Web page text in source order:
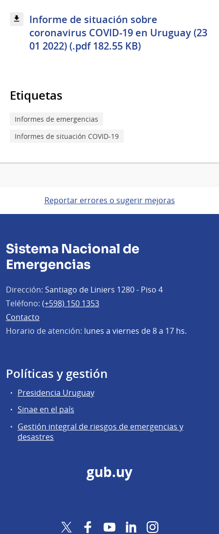
Informe de situación sobre
coronavirus COVID-19 en Uruguay (23
01 2022) (.pdf 182.55 KB)
Etiquetas
Informes de emergencias
Informes de situación COVID-19
Reportar errores o sugerir mejoras
Sistema Nacional de
Emergencias
Dirección: Santiago de Liniers 1280 - Piso 4
Teléfono: (+598) 150 1353
Contacto
Horario de atención: lunes a viernes de 8 a 17 hs.
Políticas y gestión
Presidencia Uruguay
Sinae en el país
Gestión integral de riesgos de emergencias y
desastres
gub.uy
Twitter FacebookYouTubeLinkedInInstagram